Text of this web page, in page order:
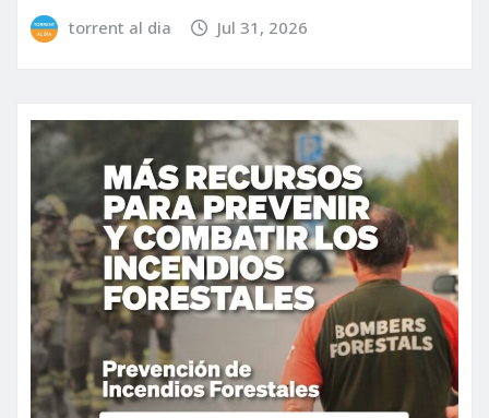
torrent al dia Jul 31, 2026